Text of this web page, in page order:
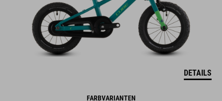
DETAILS
FARBVARIANTEN